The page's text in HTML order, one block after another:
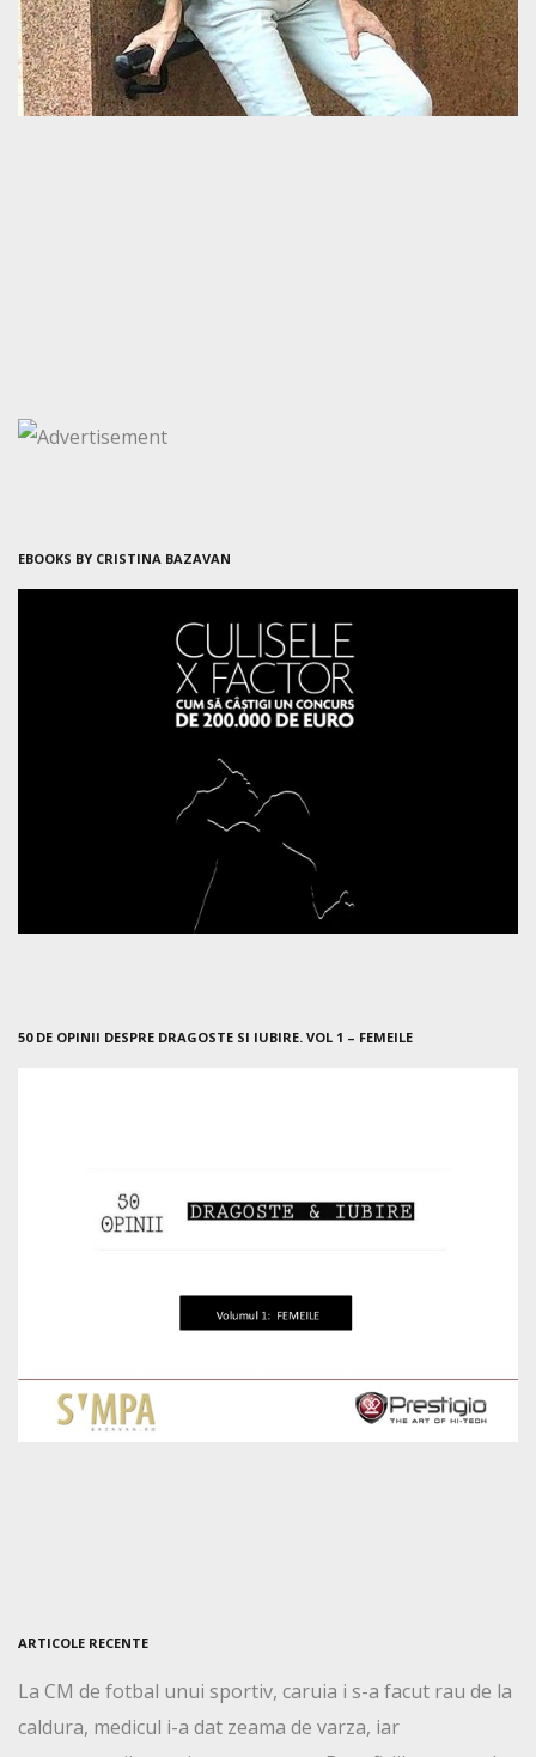
EBOOKS BY CRISTINA BAZAVAN
50 DE OPINII DESPRE DRAGOSTE SI IUBIRE. VOL 1 – FEMEILE
ARTICOLE RECENTE
La CM de fotbal unui sportiv, caruia i s-a facut rau de la
caldura, medicul i-a dat zeama de varza, iar